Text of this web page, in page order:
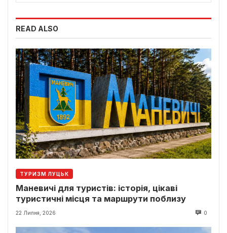
READ ALSO
ТУРИЗМ ЛУЦЬК
Маневичі для туристів: історія, цікаві
туристичні місця та маршрути поблизу
22 Липня, 2026 0